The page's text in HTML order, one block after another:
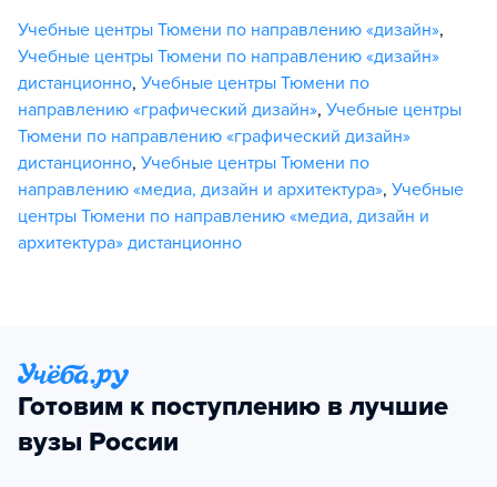
Учебные центры Тюмени по направлению «дизайн»,
Учебные центры Тюмени по направлению «дизайн»
дистанционно, Учебные центры Тюмени по
направлению «графический дизайн», Учебные центры
Тюмени по направлению «графический дизайн»
дистанционно, Учебные центры Тюмени по
направлению «медиа, дизайн и архитектура», Учебные
центры Тюмени по направлению «медиа, дизайн и
архитектура» дистанционно
Готовим к поступлению в лучшие
вузы России